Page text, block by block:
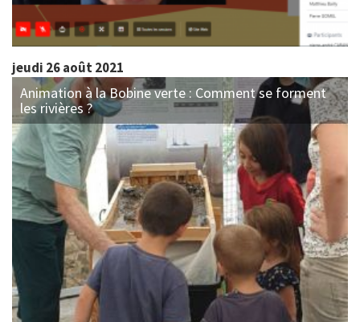
jeudi 26 août 2021
Animation à la Bobine verte : Comment se forment
les rivières ?